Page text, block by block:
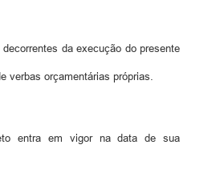
da execução do presente
verbas orçamentárias próprias.
entra em vigor na data de sua